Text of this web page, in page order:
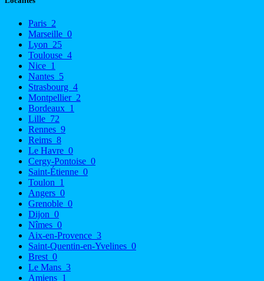
Paris 2
Marseille 0
Lyon 25
Toulouse 4
Nice 1
Nantes 5
Strasbourg 4
Montpellier 2
Bordeaux 1
Lille 72
Rennes 9
Reims 8
Le Havre 0
Cergy-Pontoise 0
Saint-Étienne 0
Toulon 1
Angers 0
Grenoble 0
Dijon 0
Nîmes 0
Aix-en-Provence 3
Saint-Quentin-en-Yvelines 0
Brest 0
Le Mans 3
Amiens 1